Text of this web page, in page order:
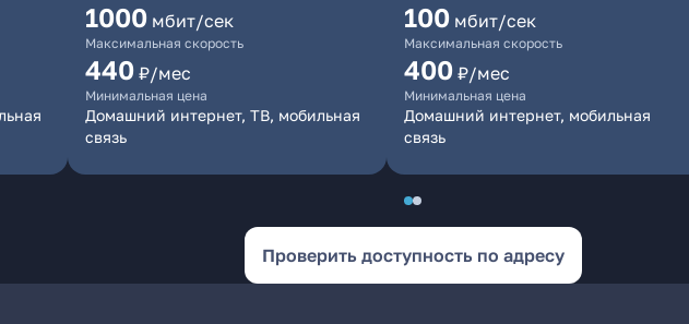
1000 мбит/сек
Максимальная скорость
440 ₽/мес
Минимальная цена
Домашний интернет, ТВ, мобильная
связь
100 мбит/сек
Максимальная скорость
400 ₽/мес
Минимальная цена
Домашний интернет, мобильная
связь
Проверить доступность по адресу